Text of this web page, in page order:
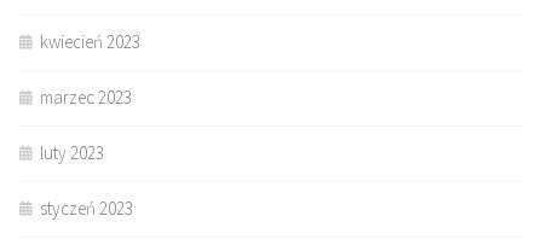
kwiecień 2023
marzec 2023
luty 2023
styczeń 2023